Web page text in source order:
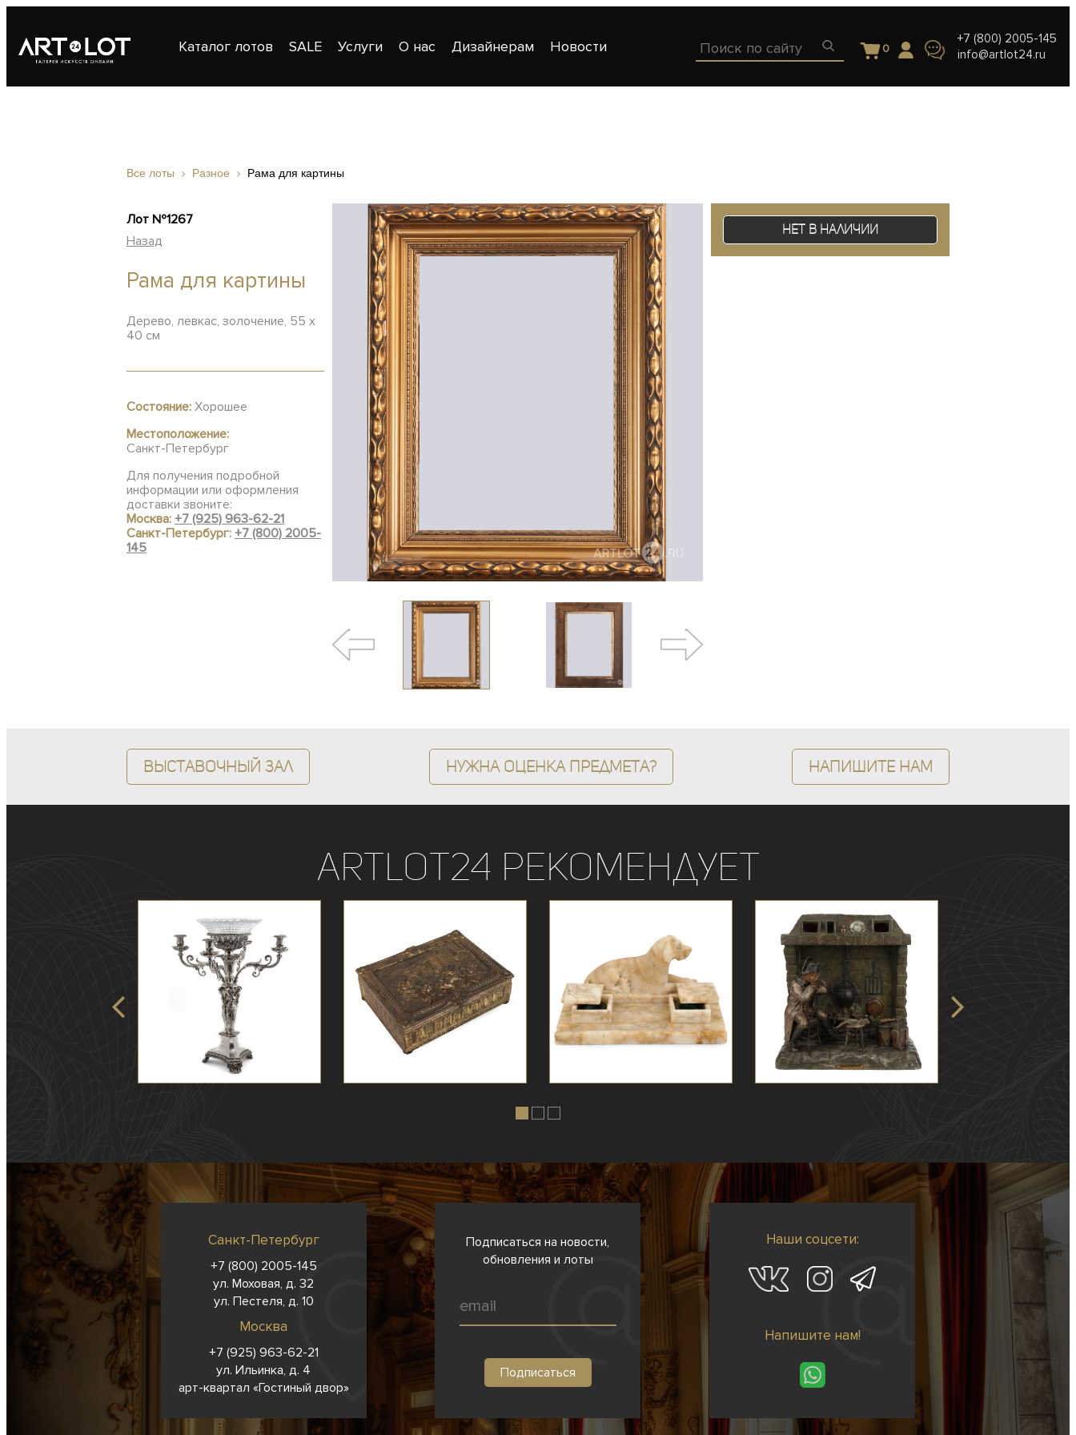
Каталог лотов SALE Услуги О нас Дизайнерам Новости 0
+7 (800) 2005-145
info@artlot24.ru
Все лоты Разное Рама для картины
Лот №1267
Назад
Рама для картины
Дерево, левкас, золочение, 55 х
40 см
Состояние: Хорошее
Местоположение:
Санкт-Петербург
Для получения подробной
информации или оформления
доставки звоните:
Москва: +7 (925) 963-62-21
Санкт-Петербург: +7 (800) 2005-
145
Нет в наличии
Выставочный зал Нужна оценка предмета? Напишите нам
ArtLot24 рекомендует
Санкт-Петербург
+7 (800) 2005-145
ул. Моховая, д. 32
ул. Пестеля, д. 10
Москва
+7 (925) 963-62-21
ул. Ильинка, д. 4
арт-квартал «Гостиный двор»
Подписаться на новости,
обновления и лоты
Наши соцсети:
Напишите нам!